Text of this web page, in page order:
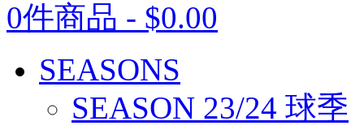
0件商品 - $0.00
SEASONS
SEASON 23/24 球季